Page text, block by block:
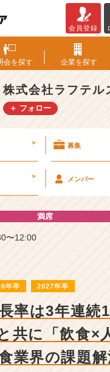
式
会
社
ラ
フ
テ
説
詳
細
|
ベ
ー・
長
業
か
ら
会員登録
会を探す 企業を探す
株式会社ラフテル
＋ フォロー
> 募集
> メンバー
満席
〜12:00
年卒 2027年卒
率は3年連続
共に「飲食×
業界の課題解